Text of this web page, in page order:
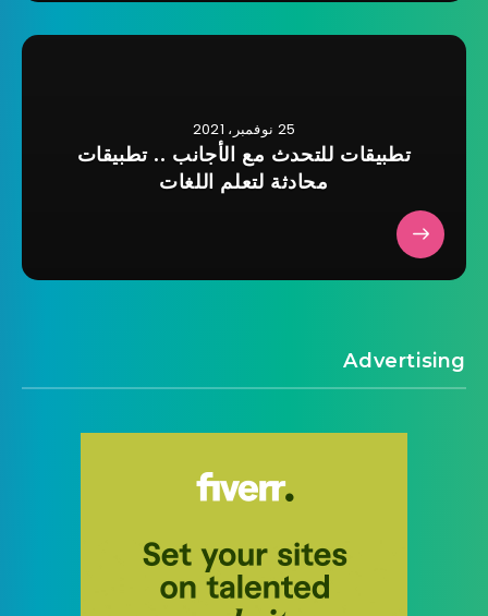
25 نوفمبر، 2021
تطبيقات للتحدث مع الأجانب .. تطبيقات
محادثة لتعلم اللغات
Advertising